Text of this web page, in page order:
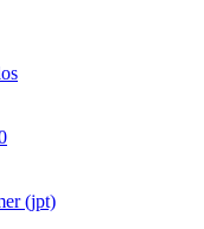
(jpt)